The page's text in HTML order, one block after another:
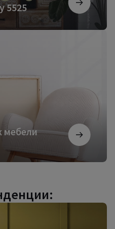
5525
мебели